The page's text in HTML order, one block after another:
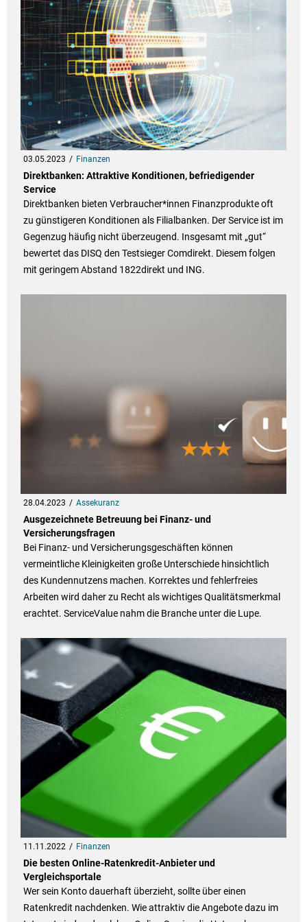
03.05.2023 Finanzen
Direktbanken: Attraktive Konditionen, befriedigender
Service
Direktbanken bieten Verbraucher*innen Finanzprodukte oft
zu günstigeren Konditionen als Filialbanken. Der Service ist im
Gegenzug häufig nicht überzeugend. Insgesamt mit „gut“
bewertet das DISQ den Testsieger Comdirekt. Diesem folgen
mit geringem Abstand 1822direkt und ING.
28.04.2023 Assekuranz
Ausgezeichnete Betreuung bei Finanz- und
Versicherungsfragen
Bei Finanz- und Versicherungsgeschäften können
vermeintliche Kleinigkeiten große Unterschiede hinsichtlich
des Kundennutzens machen. Korrektes und fehlerfreies
Arbeiten wird daher zu Recht als wichtiges Qualitätsmerkmal
erachtet. ServiceValue nahm die Branche unter die Lupe.
11.11.2022 Finanzen
Die besten Online-Ratenkredit-Anbieter und
Vergleichsportale
Wer sein Konto dauerhaft überzieht, sollte über einen
Ratenkredit nachdenken. Wie attraktiv die Angebote dazu im